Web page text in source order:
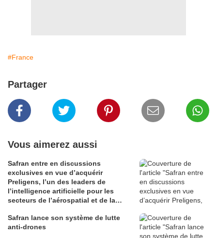
#France
Partager
Vous aimerez aussi
Safran entre en discussions
exclusives en vue d’acquérir
Preligens, l’un des leaders de
l’intelligence artificielle pour les
secteurs de l’aérospatial et de la
Safran lance son système de lutte
anti-drones